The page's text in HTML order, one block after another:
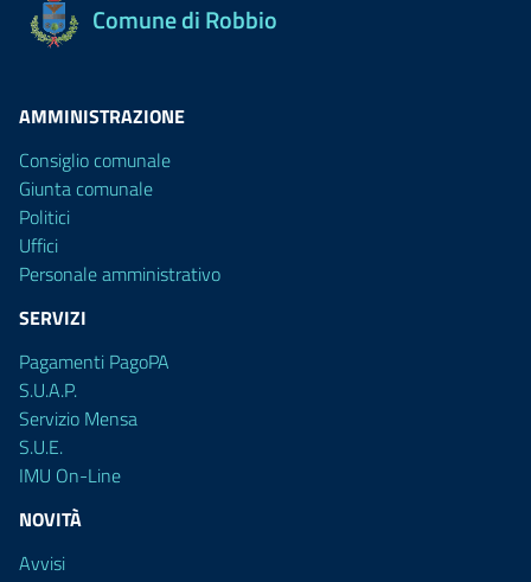
Comune di Robbio
AMMINISTRAZIONE
Consiglio comunale
Giunta comunale
Politici
Uffici
Personale amministrativo
SERVIZI
Pagamenti PagoPA
S.U.A.P.
Servizio Mensa
S.U.E.
IMU On-Line
NOVITÀ
Avvisi